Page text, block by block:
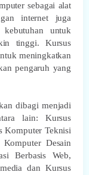
sebagai alat
internet juga
untuk
tinggi. Kursus
meningkatkan
pengaruh yang
dibagi menjadi
lain: Kursus
Komputer Teknisi
Desain
Berbasis Web,
dan Kursus